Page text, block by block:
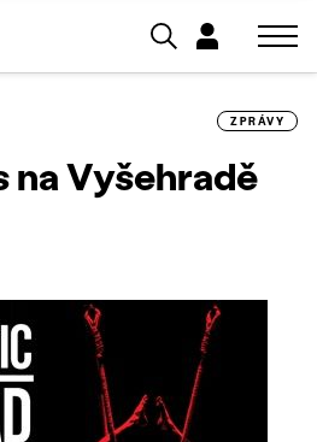
ZPRÁVY
Vyšehradě